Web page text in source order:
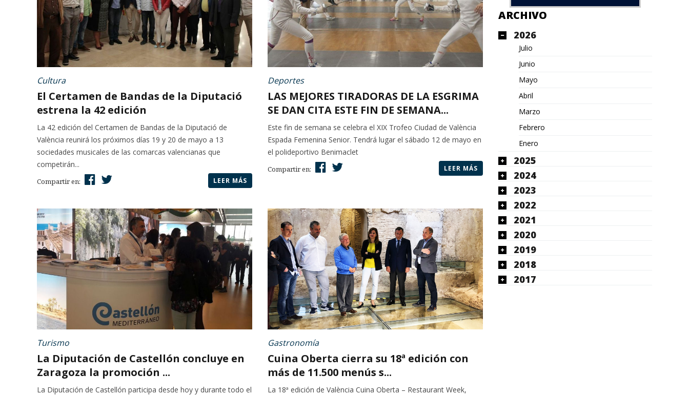
Cultura
El Certamen de Bandas de la Diputació
estrena la 42 edición
La 42 edición del Certamen de Bandas de la Diputació de
València reunirá los próximos días 19 y 20 de mayo a 13
sociedades musicales de las comarcas valencianas que
competirán...
Compartir en: LEER MÁS
Deportes
LAS MEJORES TIRADORAS DE LA ESGRIMA
SE DAN CITA ESTE FIN DE SEMANA...
Este fin de semana se celebra el XIX Trofeo Ciudad de València
Espada Femenina Senior. Tendrá lugar el sábado 12 de mayo en
el polideportivo Benimaclet
Compartir en: LEER MÁS
Turismo
La Diputación de Castellón concluye en
Zaragoza la promoción ...
La Diputación de Castellón participa desde hoy y durante todo el
Gastronomía
Cuina Oberta cierra su 18ª edición con
más de 11.500 menús s...
La 18ª edición de València Cuina Oberta – Restaurant Week,
ARCHIVO
2026
Julio
Junio
Mayo
Abril
Marzo
Febrero
Enero
2025
2024
2023
2022
2021
2020
2019
2018
2017